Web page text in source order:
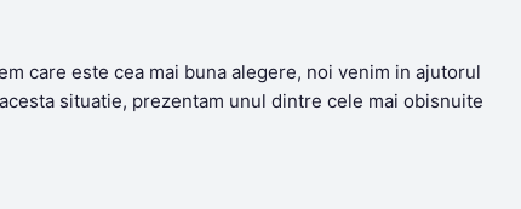
care este cea mai buna alegere, noi venim in ajutorul
situatie, prezentam unul dintre cele mai obisnuite